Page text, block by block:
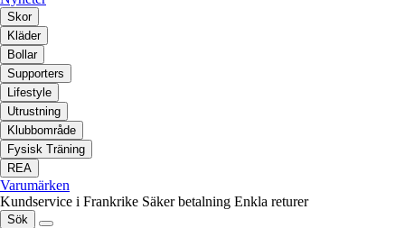
Skor
Kläder
Bollar
Supporters
Lifestyle
Utrustning
Klubbområde
Fysisk Träning
REA
Varumärken
Kundservice i Frankrike Säker betalning Enkla returer
Sök